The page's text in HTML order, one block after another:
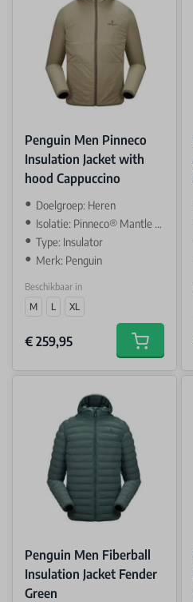
Penguin Men Pinneco
Insulation Jacket with
hood Cappuccino
Doelgroep: Heren
Isolatie: Pinneco® Mantle SS 80gsm
Type: Insulator
Merk: Penguin
Beschikbaar in
M
L XL
€ 259,95 Add to cart
Penguin Men Fiberball
Insulation Jacket Fender
Green